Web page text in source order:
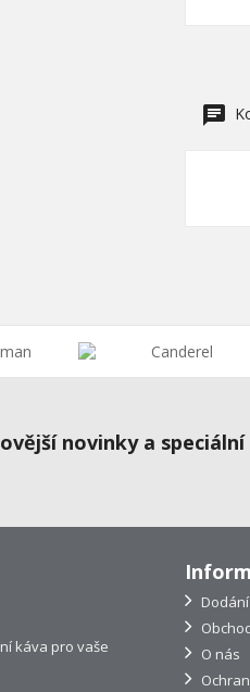
novinky a speciální
káva pro vaše
Dodání
O nás